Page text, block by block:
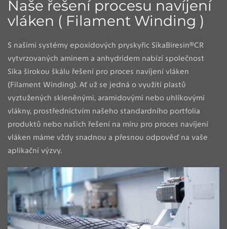
Naše řešení procesu navíjení
vláken ( Filament Winding )
S našimi systémy epoxidových pryskyřic SikaBiresin®CR
vytvrzovaných aminem a anhydridem nabízí společnost
Sika širokou škálu řešení pro proces navíjení vláken
(Filament Winding). Ať už se jedná o využití plastů
vyztužených skleněnými, aramidovými nebo uhlíkovými
vlákny, prostřednictvím našeho standardního portfolia
produktů nebo našich řešení na míru pro proces navíjení
vláken máme vždy snadnou a přesnou odpověď na vaše
aplikační výzvy.